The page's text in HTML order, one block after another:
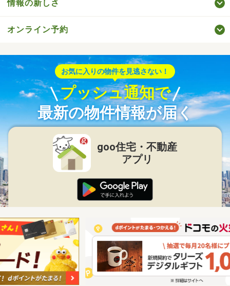
情報の新しさ
オンライン予約
お気に入りの物件を見逃さない！
プッシュ通知で
最新の物件情報が届く
goo住宅・不動産
アプリ